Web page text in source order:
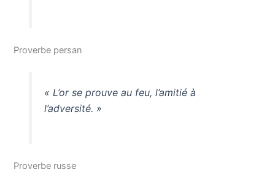
Proverbe persan
« L’or se prouve au feu, l’amitié à
l’adversité. »
Proverbe russe